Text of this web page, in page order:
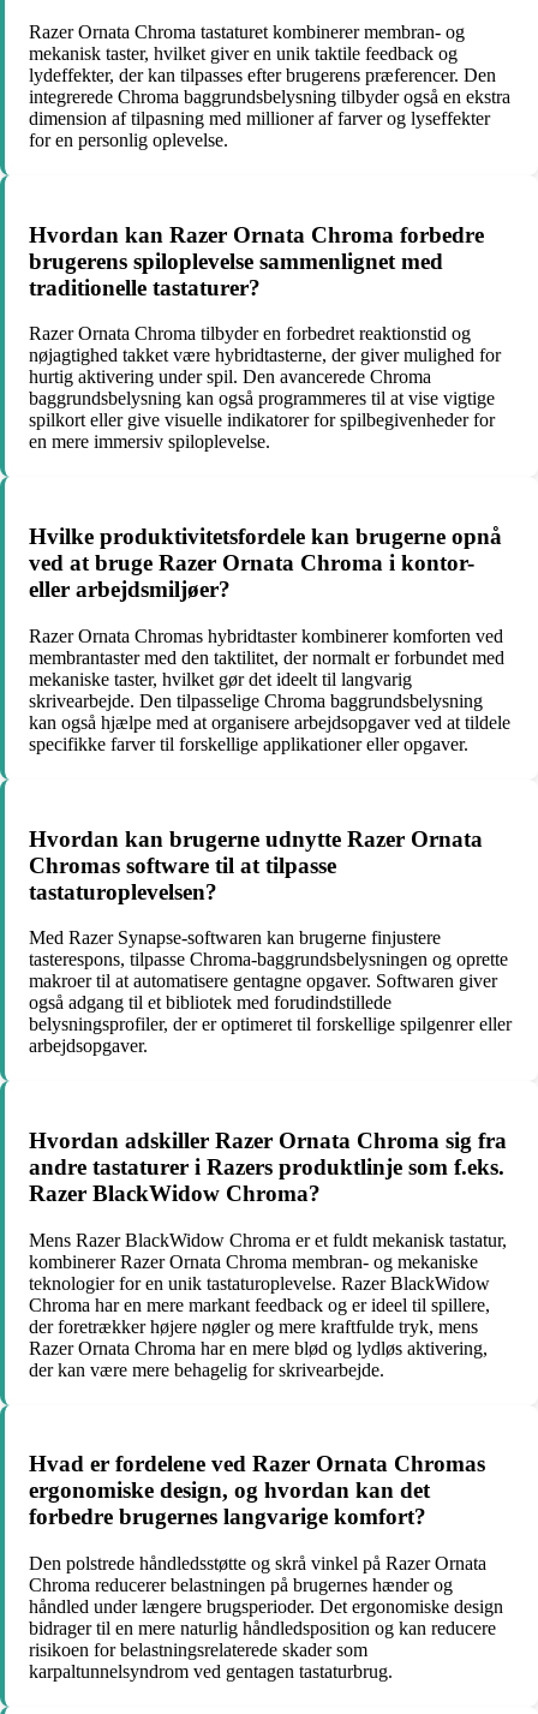
Razer Ornata Chroma tastaturet kombinerer membran- og
mekanisk taster, hvilket giver en unik taktile feedback og
lydeffekter, der kan tilpasses efter brugerens præferencer. Den
integrerede Chroma baggrundsbelysning tilbyder også en ekstra
dimension af tilpasning med millioner af farver og lyseffekter
for en personlig oplevelse.
Hvordan kan Razer Ornata Chroma forbedre
brugerens spiloplevelse sammenlignet med
traditionelle tastaturer?
Razer Ornata Chroma tilbyder en forbedret reaktionstid og
nøjagtighed takket være hybridtasterne, der giver mulighed for
hurtig aktivering under spil. Den avancerede Chroma
baggrundsbelysning kan også programmeres til at vise vigtige
spilkort eller give visuelle indikatorer for spilbegivenheder for
en mere immersiv spiloplevelse.
Hvilke produktivitetsfordele kan brugerne opnå
ved at bruge Razer Ornata Chroma i kontor-
eller arbejdsmiljøer?
Razer Ornata Chromas hybridtaster kombinerer komforten ved
membrantaster med den taktilitet, der normalt er forbundet med
mekaniske taster, hvilket gør det ideelt til langvarig
skrivearbejde. Den tilpasselige Chroma baggrundsbelysning
kan også hjælpe med at organisere arbejdsopgaver ved at tildele
specifikke farver til forskellige applikationer eller opgaver.
Hvordan kan brugerne udnytte Razer Ornata
Chromas software til at tilpasse
tastaturoplevelsen?
Med Razer Synapse-softwaren kan brugerne finjustere
tasterespons, tilpasse Chroma-baggrundsbelysningen og oprette
makroer til at automatisere gentagne opgaver. Softwaren giver
også adgang til et bibliotek med forudindstillede
belysningsprofiler, der er optimeret til forskellige spilgenrer eller
arbejdsopgaver.
Hvordan adskiller Razer Ornata Chroma sig fra
andre tastaturer i Razers produktlinje som f.eks.
Razer BlackWidow Chroma?
Mens Razer BlackWidow Chroma er et fuldt mekanisk tastatur,
kombinerer Razer Ornata Chroma membran- og mekaniske
teknologier for en unik tastaturoplevelse. Razer BlackWidow
Chroma har en mere markant feedback og er ideel til spillere,
der foretrækker højere nøgler og mere kraftfulde tryk, mens
Razer Ornata Chroma har en mere blød og lydløs aktivering,
der kan være mere behagelig for skrivearbejde.
Hvad er fordelene ved Razer Ornata Chromas
ergonomiske design, og hvordan kan det
forbedre brugernes langvarige komfort?
Den polstrede håndledsstøtte og skrå vinkel på Razer Ornata
Chroma reducerer belastningen på brugernes hænder og
håndled under længere brugsperioder. Det ergonomiske design
bidrager til en mere naturlig håndledsposition og kan reducere
risikoen for belastningsrelaterede skader som
karpaltunnelsyndrom ved gentagen tastaturbrug.